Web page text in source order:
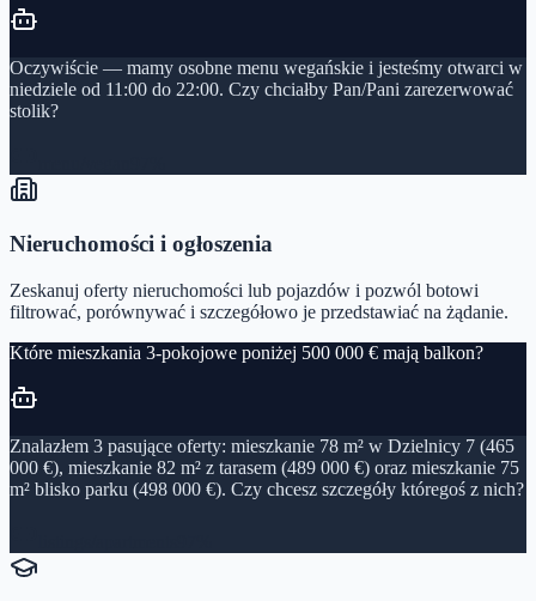
Oczywiście — mamy osobne menu wegańskie i jesteśmy otwarci w
niedziele od 11:00 do 22:00. Czy chciałby Pan/Pani zarezerwować
stolik?
Nieruchomości i ogłoszenia
Zeskanuj oferty nieruchomości lub pojazdów i pozwól botowi
filtrować, porównywać i szczegółowo je przedstawiać na żądanie.
Które mieszkania 3‑pokojowe poniżej 500 000 € mają balkon?
Znalazłem 3 pasujące oferty: mieszkanie 78 m² w Dzielnicy 7 (465
000 €), mieszkanie 82 m² z tarasem (489 000 €) oraz mieszkanie 75
m² blisko parku (498 000 €). Czy chcesz szczegóły któregoś z nich?